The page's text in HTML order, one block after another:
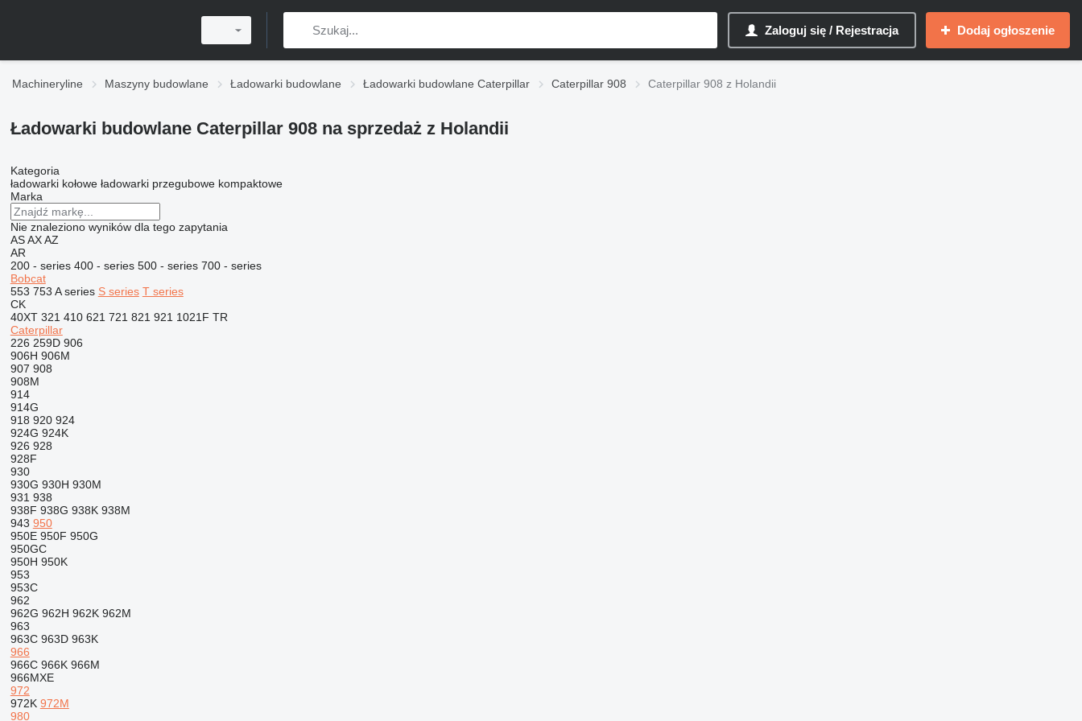
Zaloguj się / Rejestracja Dodaj ogłoszenie
Machineryline Maszyny budowlane Ładowarki budowlane Ładowarki budowlane Caterpillar Caterpillar 908 Caterpillar 908 z Holandii
Ładowarki budowlane Caterpillar 908 na sprzedaż z Holandii
Kategoria
ładowarki kołowe ładowarki przegubowe kompaktowe
Marka
Nie znaleziono wyników dla tego zapytania
AS AX AZ
AR
200 - series 400 - series 500 - series 700 - series
Bobcat
553 753 A series S series T series
CK
40XT 321 410 621 721 821 921 1021F TR
Caterpillar
226 259D 906
906H 906M
907 908
908M
914
914G
918 920 924
924G 924K
926 928
928F
930
930G 930H 930M
931 938
938F 938G 938K 938M
943 950
950E 950F 950G
950GC
950H 950K
953
953C
962
962G 962H 962K 962M
963
963C 963D 963K
966
966C 966K 966M
966MXE
972
972K 972M
980